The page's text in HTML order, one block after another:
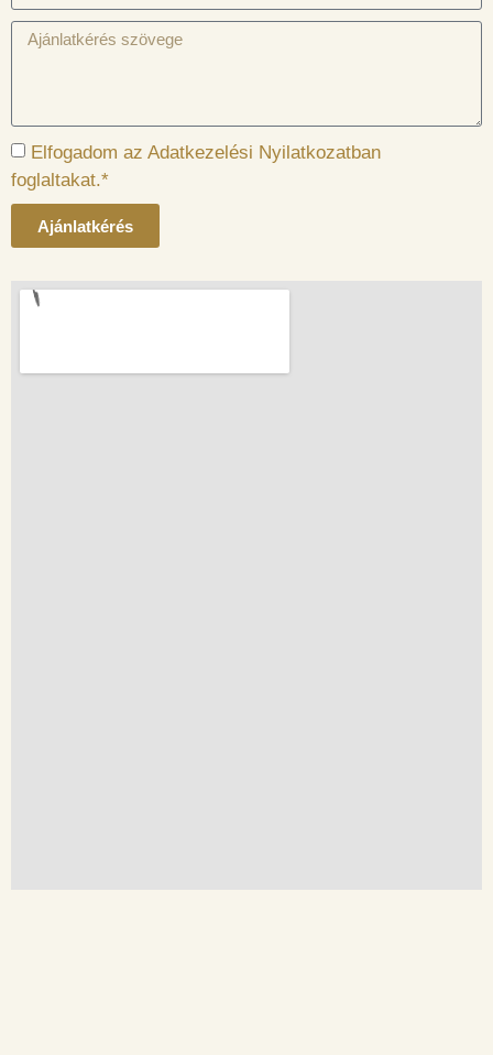
Elfogadom az Adatkezelési Nyilatkozatban
foglaltakat.*
Ajánlatkérés